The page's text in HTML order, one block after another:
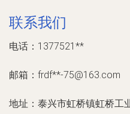
联系我们
电话：1377521**
邮箱：frdf**-75@163.com
地址：泰兴市虹桥镇虹桥工